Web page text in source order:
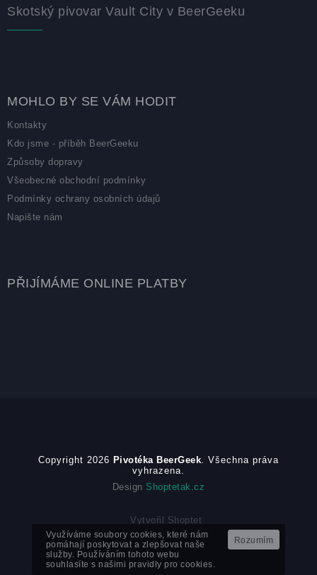
Využíváme soubory cookies, které nám
pomáhají poskytovat a zlepšovat naše
služby. Používáním tohoto webu
souhlasíte s našimi pravidly pro cookies.
Rozumím
Skotský pivovar Vault City v BeerGeeku
MOHLO BY SE VÁM HODIT
Kontakty
Kdo jsme - příběh BeerGeeku
Způsoby dopravy
Všeobecné obchodní podmínky
Podmínky ochrany osobních údajů
Napište nám
PŘIJÍMÁME ONLINE PLATBY
Copyright 2026 Pivotéka BeerGeek . Všechna práva
vyhrazena.
Design Shoptetak.cz
Vytvořil Shoptet